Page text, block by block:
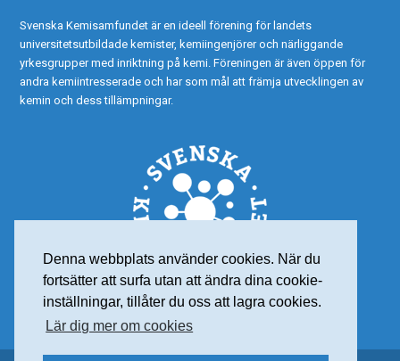
Denna webbplats använder cookies. När du
fortsätter att surfa utan att ändra dina cookie-
inställningar, tillåter du oss att lagra cookies.
Lär dig mer om cookies
Svenska Kemisamfundet är en ideell förening för landets
universitetsutbildade kemister, kemiingenjörer och närliggande
yrkesgrupper med inriktning på kemi. Föreningen är även öppen för
andra kemiintresserade och har som mål att främja utvecklingen av
kemin och dess tillämpningar.